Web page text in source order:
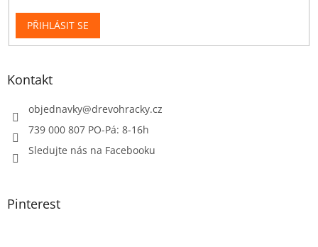
PŘIHLÁSIT SE
Kontakt
objednavky@drevohracky.cz
739 000 807 PO-Pá: 8-16h
Sledujte nás na Facebooku
Pinterest